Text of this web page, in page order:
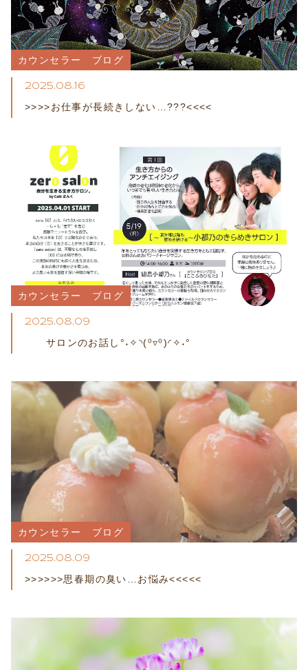
カウンセラー　ブログ
2025.08.16
>>>>お仕事が長続きしない…???<<<<
カウンセラー　ブログ
2025.08.09
サロンのお話し°˖✧◝(⁰▿⁰)◜✧˖°
カウンセラー　ブログ
2025.08.09
>>>>>>思春期の臭い…お悩み<<<<<